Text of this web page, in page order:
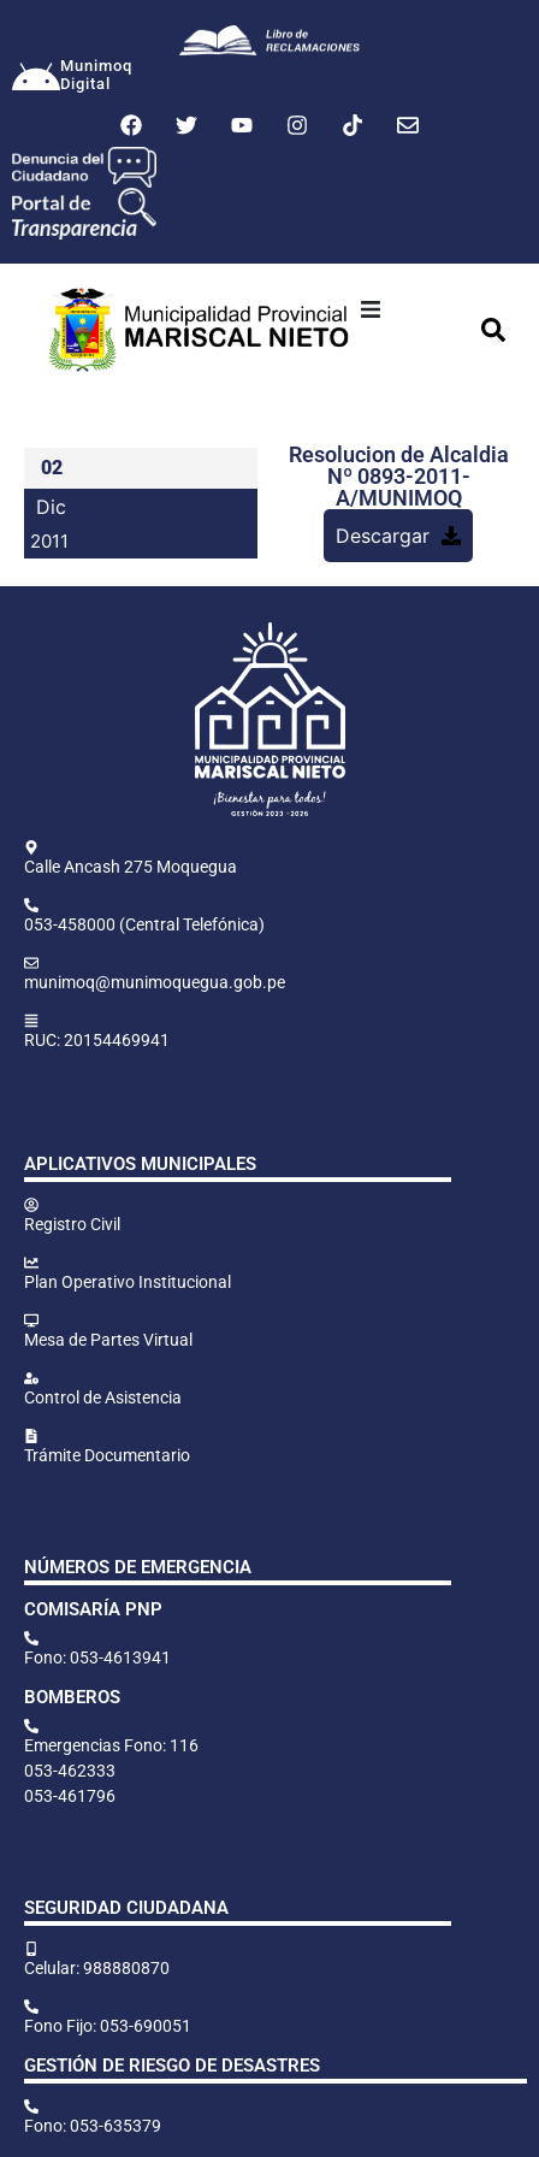
Munimoq
Digital
Transparencia
Seguridad
Programas
02
Dic
2011
Resolucion de Alcaldia
Nº 0893-2011-
A/MUNIMOQ
Descargar
Calle Ancash 275 Moquegua
053-458000 (Central Telefónica)
munimoq@munimoquegua.gob.pe
RUC: 20154469941
APLICATIVOS MUNICIPALES
Registro Civil
Plan Operativo Institucional
Mesa de Partes Virtual
Control de Asistencia
Trámite Documentario
NÚMEROS DE EMERGENCIA
COMISARÍA PNP
Fono: 053-4613941
BOMBEROS
Emergencias Fono: 116
053-462333
053-461796
SEGURIDAD CIUDADANA
Celular: 988880870
Fono Fijo: 053-690051
GESTIÓN DE RIESGO DE DESASTRES
Fono: 053-635379